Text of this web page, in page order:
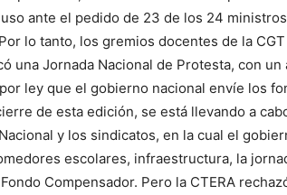
ante el pedido de 23 de los 24
lo tanto, los gremios docentes de la
una Jornada Nacional de Protesta, con
ley que el gobierno nacional envíe los
de esta edición, se está llevando a
y los sindicatos, en la cual el
escolares, infraestructura, la
Compensador. Pero la CTERA